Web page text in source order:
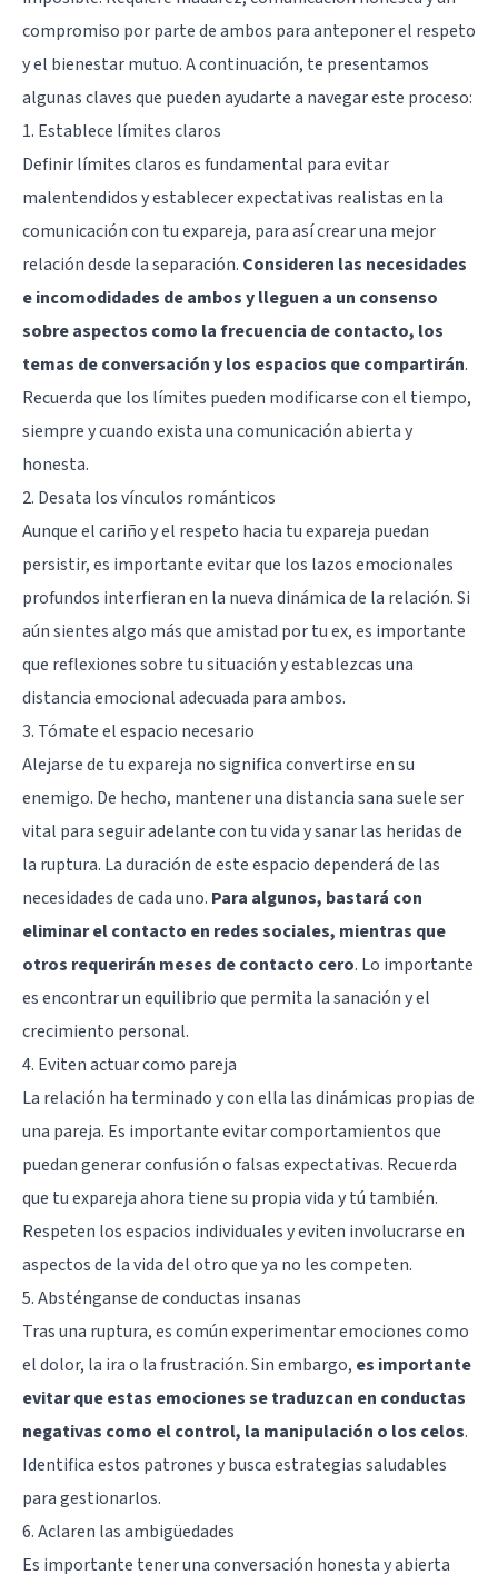
compromiso por parte de ambos para anteponer el respeto
y el bienestar mutuo. A continuación, te presentamos
algunas claves que pueden ayudarte a navegar este proceso:
1. Establece límites claros
Definir límites claros es fundamental para evitar
malentendidos y establecer expectativas realistas en la
comunicación con tu expareja, para así crear una mejor
relación desde la separación. Consideren las necesidades
e incomodidades de ambos y lleguen a un consenso
sobre aspectos como la frecuencia de contacto, los
temas de conversación y los espacios que compartirán.
Recuerda que los límites pueden modificarse con el tiempo,
siempre y cuando exista una comunicación abierta y
honesta.
2. Desata los vínculos románticos
Aunque el cariño y el respeto hacia tu expareja puedan
persistir, es importante evitar que los lazos emocionales
profundos interfieran en la nueva dinámica de la relación. Si
aún sientes algo más que amistad por tu ex, es importante
que reflexiones sobre tu situación y establezcas una
distancia emocional adecuada para ambos.
3. Tómate el espacio necesario
Alejarse de tu expareja no significa convertirse en su
enemigo. De hecho, mantener una distancia sana suele ser
vital para seguir adelante con tu vida y sanar las heridas de
la ruptura. La duración de este espacio dependerá de las
necesidades de cada uno. Para algunos, bastará con
eliminar el contacto en redes sociales, mientras que
otros requerirán meses de contacto cero. Lo importante
es encontrar un equilibrio que permita la sanación y el
crecimiento personal.
4. Eviten actuar como pareja
La relación ha terminado y con ella las dinámicas propias de
una pareja. Es importante evitar comportamientos que
puedan generar confusión o falsas expectativas. Recuerda
que tu expareja ahora tiene su propia vida y tú también.
Respeten los espacios individuales y eviten involucrarse en
aspectos de la vida del otro que ya no les competen.
5. Absténganse de conductas insanas
Tras una ruptura, es común experimentar emociones como
el dolor, la ira o la frustración. Sin embargo, es importante
evitar que estas emociones se traduzcan en conductas
negativas como el control, la manipulación o los celos.
Identifica estos patrones y busca estrategias saludables
para gestionarlos.
6. Aclaren las ambigüedades
Es importante tener una conversación honesta y abierta